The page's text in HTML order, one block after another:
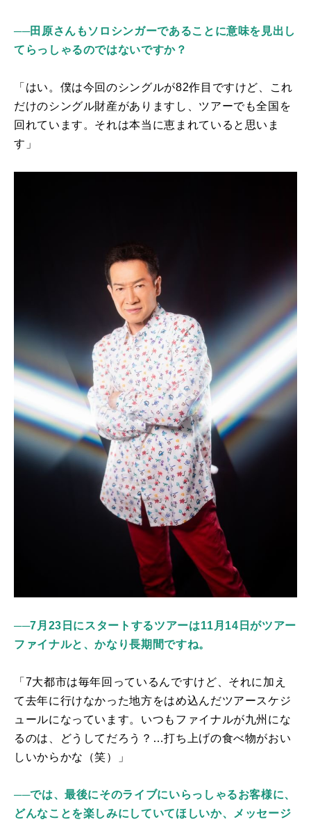
──田原さんもソロシンガーであることに意味を見出し
てらっしゃるのではないですか？
「はい。僕は今回のシングルが82作目ですけど、これ
だけのシングル財産がありますし、ツアーでも全国を
回れています。それは本当に恵まれていると思いま
す」
──7月23日にスタートするツアーは11月14日がツアー
ファイナルと、かなり長期間ですね。
「7大都市は毎年回っているんですけど、それに加え
て去年に行けなかった地方をはめ込んだツアースケジ
ュールになっています。いつもファイナルが九州にな
るのは、どうしてだろう？…打ち上げの食べ物がおい
しいからかな（笑）」
──では、最後にそのライブにいらっしゃるお客様に、
どんなことを楽しみにしていてほしいか、メッセージ